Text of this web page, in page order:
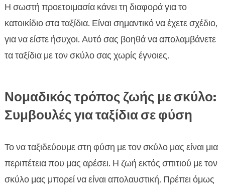
Η σωστή προετοιμασία κάνει τη διαφορά για το
κατοικίδιο στα ταξίδια. Είναι σημαντικό να έχετε σχέδιο,
για να είστε ήσυχοι. Αυτό σας βοηθά να απολαμβάνετε
τα ταξίδια με τον σκύλο σας χωρίς έγνοιες.
Νομαδικός τρόπος ζωής με σκύλο:
Συμβουλές για ταξίδια σε φύση
Το να ταξιδεύουμε στη φύση με τον σκύλο μας είναι μια
περιπέτεια που μας αρέσει. Η ζωή εκτός σπιτιού με τον
σκύλο μας μπορεί να είναι απολαυστική. Πρέπει όμως